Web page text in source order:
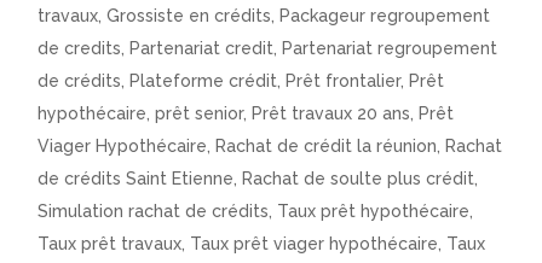
travaux ,Grossiste en crédits
Packageur regroupement
de credits
Partenariat credit
Partenariat regroupement
de crédits
Plateforme crédit Prêt frontalier, Prêt
hypothécaire ,prêt senior, Prêt travaux 20 ans
Prêt
Viager Hypothécaire
Rachat de crédit la réunion
Rachat
de crédits Saint Etienne
Rachat de soulte plus crédit
Simulation rachat de crédits Taux prêt hypothécaire
Taux prêt travaux Taux prêt viager hypothécaire Taux